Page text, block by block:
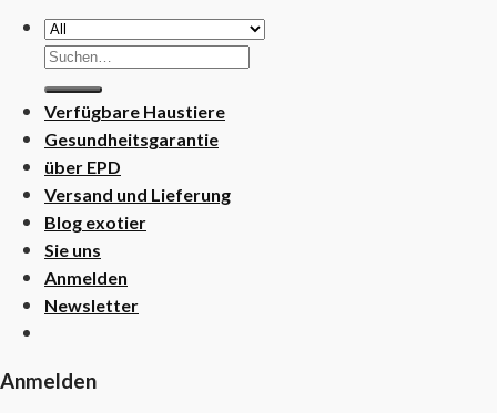
Suchen
nach:
Verfügbare Haustiere
Gesundheitsgarantie
über EPD
Versand und Lieferung
Blog exotier
Sie uns
Anmelden
Newsletter
Anmelden